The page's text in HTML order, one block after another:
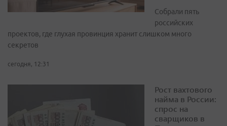
Собрали пять
российских
проектов, где глухая провинция хранит слишком много
секретов
сегодня, 12:31
Рост вахтового
найма в России:
спрос на
сварщиков в